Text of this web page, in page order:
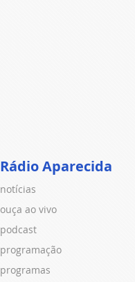
Rádio Aparecida
notícias
ouça ao vivo
podcast
programação
programas